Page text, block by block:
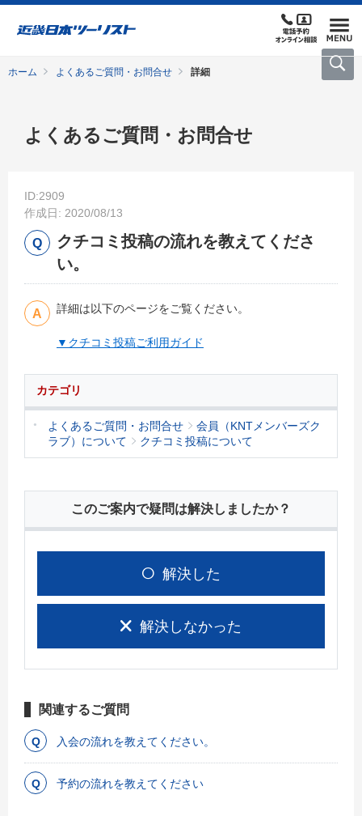
ホーム よくあるご質問・お問合せ 詳細
よくあるご質問・お問合せ
ID:2909
作成日: 2020/08/13
クチコミ投稿の流れを教えてくださ
い。
詳細は以下のページをご覧ください。
▼クチコミ投稿ご利用ガイド
カテゴリ
よくあるご質問・お問合せ
会員（KNTメンバーズク
ラブ）について
クチコミ投稿について
このご案内で疑問は解決しましたか？
解決した
解決しなかった
関連するご質問
入会の流れを教えてください。
予約の流れを教えてください